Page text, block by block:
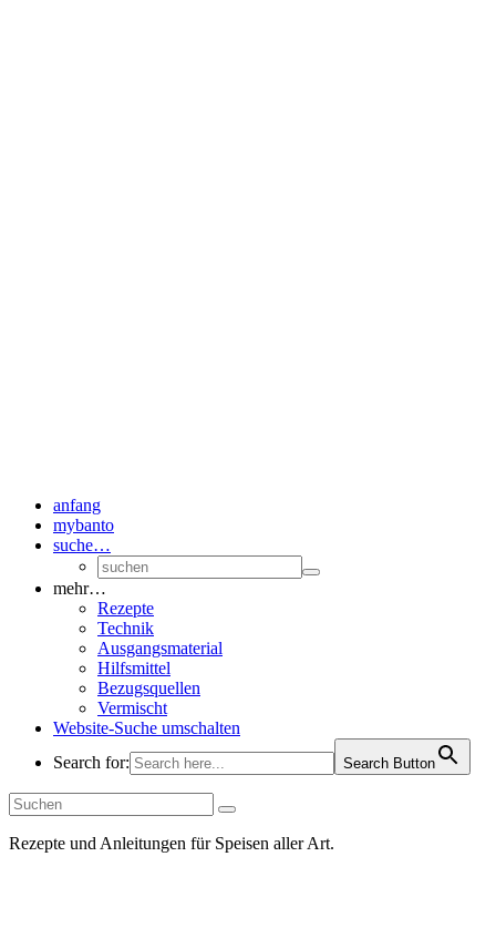
anfang
mybanto
suche…
mehr…
Rezepte
Technik
Ausgangsmaterial
Hilfsmittel
Bezugsquellen
Vermischt
Website-Suche umschalten
Search for:
Search Button
Rezepte und Anleitungen für Speisen aller Art.